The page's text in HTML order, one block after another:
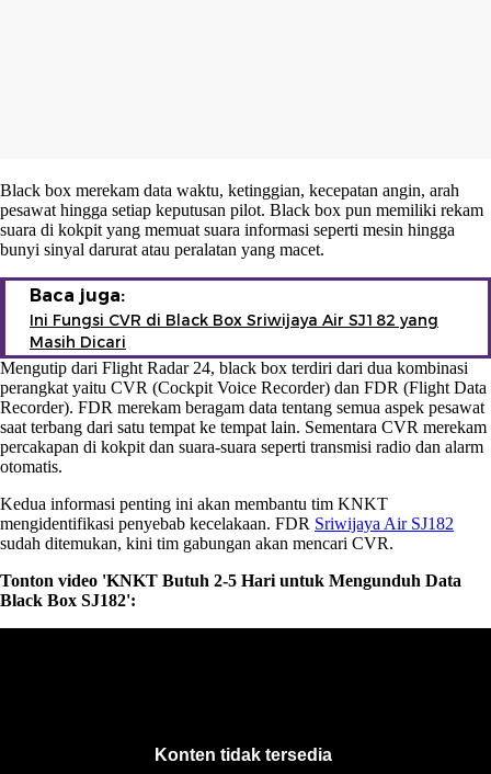
Black box merekam data waktu, ketinggian, kecepatan angin, arah
pesawat hingga setiap keputusan pilot. Black box pun memiliki rekam
suara di kokpit yang memuat suara informasi seperti mesin hingga
bunyi sinyal darurat atau peralatan yang macet.
Baca juga:
Ini Fungsi CVR di Black Box Sriwijaya Air SJ182 yang
Masih Dicari
Mengutip dari Flight Radar 24, black box terdiri dari dua kombinasi
perangkat yaitu CVR (Cockpit Voice Recorder) dan FDR (Flight Data
Recorder). FDR merekam beragam data tentang semua aspek pesawat
saat terbang dari satu tempat ke tempat lain. Sementara CVR merekam
percakapan di kokpit dan suara-suara seperti transmisi radio dan alarm
otomatis.
Kedua informasi penting ini akan membantu tim KNKT
mengidentifikasi penyebab kecelakaan. FDR Sriwijaya Air SJ182
sudah ditemukan, kini tim gabungan akan mencari CVR.
Tonton video 'KNKT Butuh 2-5 Hari untuk Mengunduh Data
Black Box SJ182':